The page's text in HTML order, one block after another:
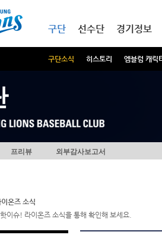
구단
구단소식 히스토리 엠블럼 캐릭
선수단 경기정보
프리뷰 외부감사보고서
이온즈 소식
이슈! 라이온즈 소식을 통해 확인해 보세요.